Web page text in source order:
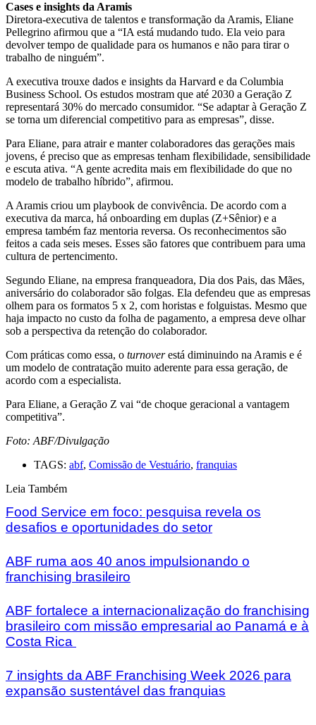
Cases e insights da Aramis
Diretora-executiva de talentos e transformação da Aramis, Eliane
Pellegrino afirmou que a “IA está mudando tudo. Ela veio para
devolver tempo de qualidade para os humanos e não para tirar o
trabalho de ninguém”.
A executiva trouxe dados e insights da Harvard e da Columbia
Business School. Os estudos mostram que até 2030 a Geração Z
representará 30% do mercado consumidor. “Se adaptar à Geração Z
se torna um diferencial competitivo para as empresas”, disse.
Para Eliane, para atrair e manter colaboradores das gerações mais
jovens, é preciso que as empresas tenham flexibilidade, sensibilidade
e escuta ativa. “A gente acredita mais em flexibilidade do que no
modelo de trabalho híbrido”, afirmou.
A Aramis criou um playbook de convivência. De acordo com a
executiva da marca, há onboarding em duplas (Z+Sênior) e a
empresa também faz mentoria reversa. Os reconhecimentos são
feitos a cada seis meses. Esses são fatores que contribuem para uma
cultura de pertencimento.
Segundo Eliane, na empresa franqueadora, Dia dos Pais, das Mães,
aniversário do colaborador são folgas. Ela defendeu que as empresas
olhem para os formatos 5 x 2, com horistas e folguistas. Mesmo que
haja impacto no custo da folha de pagamento, a empresa deve olhar
sob a perspectiva da retenção do colaborador.
Com práticas como essa, o turnoverestá diminuindo na Aramis e é
um modelo de contratação muito aderente para essa geração, de
acordo com a especialista.
Para Eliane, a Geração Z vai “de choque geracional a vantagem
competitiva”.
Foto: ABF/Divulgação
TAGS: abf, Comissão de Vestuário, franquias
Leia Também
Food Service em foco: pesquisa revela os
desafios e oportunidades do setor
ABF ruma aos 40 anos impulsionando o
franchising brasileiro
ABF fortalece a internacionalização do franchising
brasileiro com missão empresarial ao Panamá e à
Costa Rica
7 insights da ABF Franchising Week 2026 para
expansão sustentável das franquias